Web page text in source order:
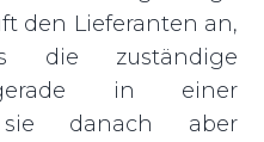
den Lieferanten an,
die zuständige
gerade in einer
danach aber